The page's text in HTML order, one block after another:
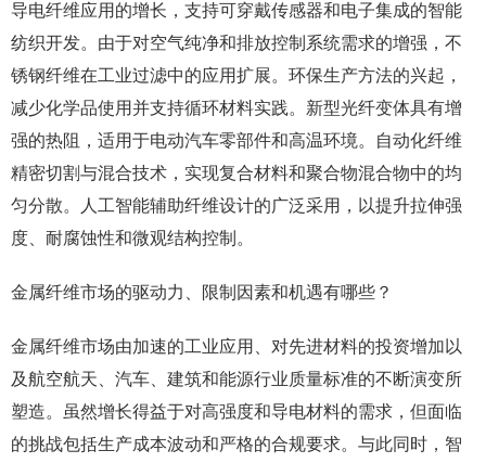
导电纤维应用的增长，支持可穿戴传感器和电子集成的智能
纺织开发。由于对空气纯净和排放控制系统需求的增强，不
锈钢纤维在工业过滤中的应用扩展。环保生产方法的兴起，
减少化学品使用并支持循环材料实践。新型光纤变体具有增
强的热阻，适用于电动汽车零部件和高温环境。自动化纤维
精密切割与混合技术，实现复合材料和聚合物混合物中的均
匀分散。人工智能辅助纤维设计的广泛采用，以提升拉伸强
度、耐腐蚀性和微观结构控制。
金属纤维市场的驱动力、限制因素和机遇有哪些？
金属纤维市场由加速的工业应用、对先进材料的投资增加以
及航空航天、汽车、建筑和能源行业质量标准的不断演变所
塑造。虽然增长得益于对高强度和导电材料的需求，但面临
的挑战包括生产成本波动和严格的合规要求。与此同时，智